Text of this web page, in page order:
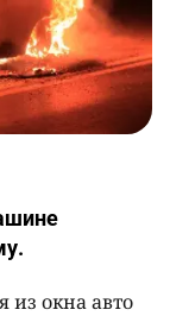
из окна авто